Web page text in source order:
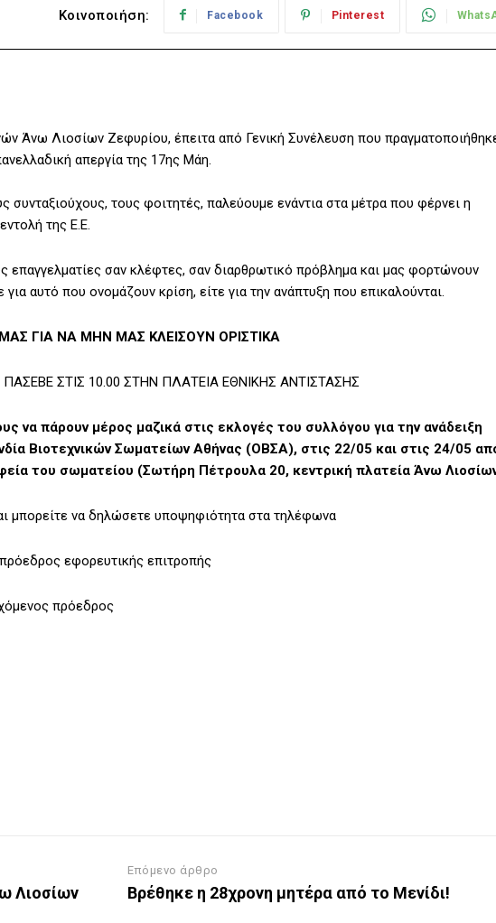
Κοινοποιήση: Facebook Pinterest
Άνω Λιοσίων Ζεφυρίου, έπειτα από Γενική Συνέλευση που
απεργία της 17ης Μάη.
συνταξιούχους, τους φοιτητές, παλεύουμε ενάντια στα μέτρα που φέρνει η
της Ε.Ε.
επαγγελματίες σαν κλέφτες, σαν διαρθρωτικό πρόβλημα και μας φορτώνουν
αυτό που ονομάζουν κρίση, είτε για την ανάπτυξη που επικαλούνται.
ΓΙΑ ΝΑ ΜΗΝ ΜΑΣ ΚΛΕΙΣΟΥΝ ΟΡΙΣΤΙΚΑ
ΣΤΙΣ 10.00 ΣΤΗΝ ΠΛΑΤΕΙΑ ΕΘΝΙΚΗΣ ΑΝΤΙΣΤΑΣΗΣ
να πάρουν μέρος μαζικά στις εκλογές του συλλόγου για την ανάδειξη
Βιοτεχνικών Σωματείων Αθήνας (ΟΒΣΑ), στις 22/05 και στις 24/05
του σωματείου (Σωτήρη Πέτρουλα 20, κεντρική πλατεία Άνω
μπορείτε να δηλώσετε υποψηφιότητα στα τηλέφωνα
εφορευτικής επιτροπής
πρόεδρος
Λιοσίων
Επόμενο άρθρο
Βρέθηκε η 28χρονη μητέρα από το Μενίδι!